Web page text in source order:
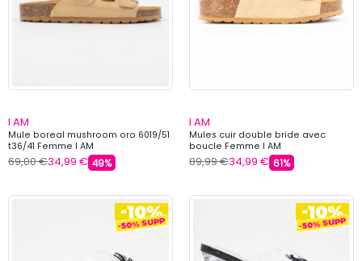
I AM
Mule boreal mushroom oro 6019/51
t36/41 Femme I AM
69,00 €34,99 € 49%
I AM
Mules cuir double bride avec
boucle Femme I AM
89,99 €34,99 € 61%